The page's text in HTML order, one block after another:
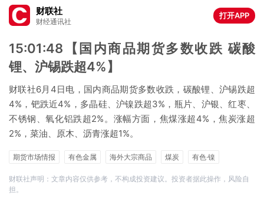
财联社
财经通讯社
打开APP
15:01:48【国内商品期货多数收跌 碳酸
锂、沪锡跌超4%】
财联社6月4日电，国内商品期货多数收跌，碳酸锂、沪锡跌超
4%，钯跌近4%，多晶硅、沪镍跌超3%，瓶片、沪银、红枣、
不锈钢、氧化铝跌超2%。涨幅方面，焦煤涨超4%，焦炭涨超
2%，菜油、原木、沥青涨超1%。
期货市场情报 有色金属 海外大宗商品 煤炭
有色·镍
财联社声明：文章内容仅供参考，不构成投资建议。投资者据此操作，风险自
担。